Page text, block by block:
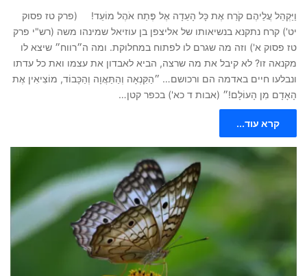
וַיַּקְהֵל עֲלֵיהֶם קֹרַח אֶת כָּל הָעֵדָה אֶל פֶּתַח אֹהֶל מוֹעֵד! (פרק טז פסוק
יט') קרח נתקנא בנשיאותו של אליצפן בן עוזיאל שמינהו משה (רש"י פרק
טז פסוק א') וזה מה שגרם לו לפתוח במחלוקת. ומה ה״רווח״ שיצא לו
מקנאה זו? לא קיבל את מה שרצה, הביא לאבדון את עצמו ואת כל עדתו
ונבלעו חיים באדמה הם ורכושם… ״הַקִּנְאָה וְהַתַּאֲוָה וְהַכָּבוֹד, מוֹצִיאִין אֶת
הָאָדָם מִן הָעוֹלָם!״ (אבות ד כא') בכפר קטן…
קרא עוד...